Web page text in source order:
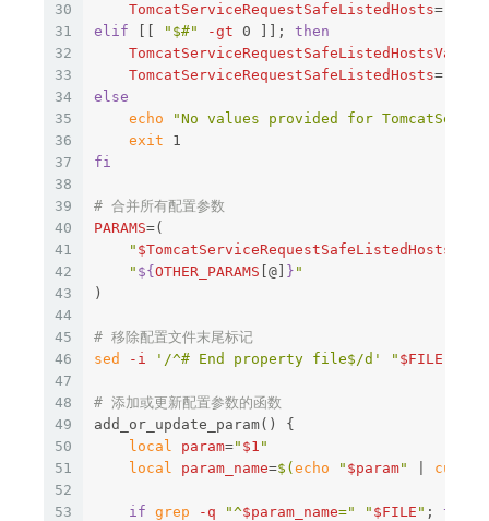
30
31
32
33
34
35
36
37
38
39
40
41
42
43
44
45
46
47
48
49
50
51
52
53
TomcatServiceRequestSafeListedHosts=
elif
"$#" -gt 0 ;
then
TomcatServiceRequestSafeListedHostsValues
TomcatServiceRequestSafeListedHosts=
else
echo
"No values provided for
exit
fi
# 合并所有配置参数
PARAMS=(
" $TomcatServiceRequestSafeListedHosts
" ${ OTHER_PARAMS [@] } "
)
# 移除配置文件末尾标记
sed
-i '/^# End property file$/d' " $FILE
# 添加或更新配置参数的函数
add_or_update_param()
{
local param=" $1 "
local param_name=$( echo " $param" cut
if grep -q "^$param_name=" " $FILE " ;
then